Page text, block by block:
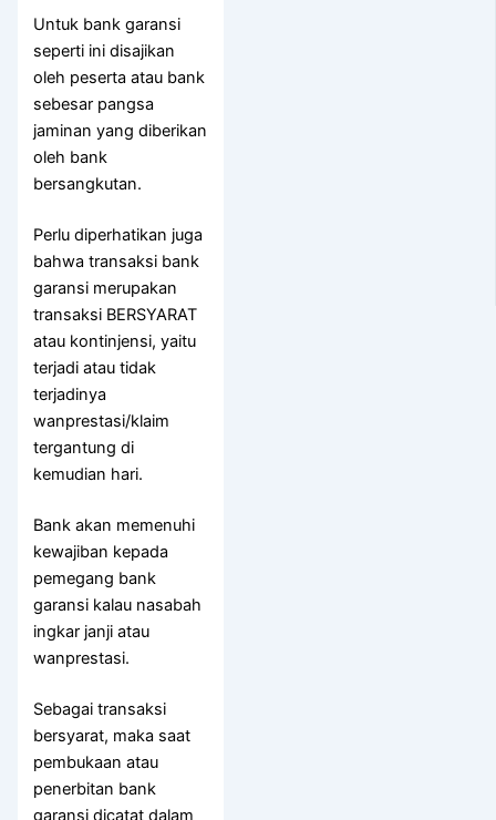
Untuk bank garansi
seperti ini disajikan
oleh peserta atau bank
sebesar pangsa
jaminan yang diberikan
oleh bank
bersangkutan.
Perlu diperhatikan juga
bahwa transaksi bank
garansi merupakan
transaksi BERSYARAT
atau kontinjensi, yaitu
terjadi atau tidak
terjadinya
wanprestasi/klaim
tergantung di
kemudian hari.
Bank akan memenuhi
kewajiban kepada
pemegang bank
garansi kalau nasabah
ingkar janji atau
wanprestasi.
Sebagai transaksi
bersyarat, maka saat
pembukaan atau
penerbitan bank
garansi dicatat dalam